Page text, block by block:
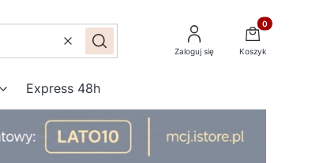
WyczyśćSzukaj Zaloguj się
Produkty w
Koszyk
Express 48h